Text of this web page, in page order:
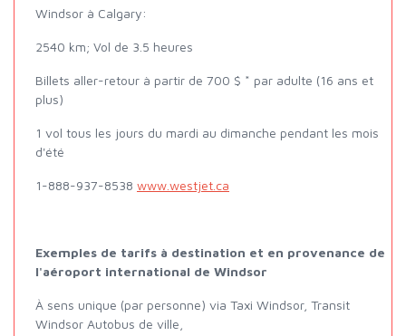
Windsor à Calgary:
2540 km; Vol de 3.5 heures
Billets aller-retour à partir de 700 $ * par adulte (16 ans et
plus)
1 vol tous les jours du mardi au dimanche pendant les mois
d'été
1-888-937-8538 www.westjet.ca
Exemples de tarifs à destination et en provenance de
l'aéroport international de Windsor
À sens unique (par personne) via Taxi Windsor, Transit
Windsor Autobus de ville,